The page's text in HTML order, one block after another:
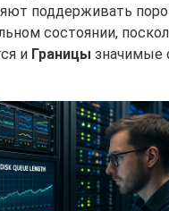
поддерживать
состоянии,
и Границы значимые